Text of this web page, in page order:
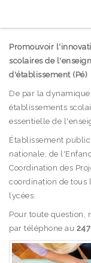
Promouvoir
scolaires de
d'établissement (Pé)
De par la dynamique
établissements
essentielle de
Établissement public
nationale, de
Coordination des
coordination de tous
lycées.
Pour toute question,
par téléphone au